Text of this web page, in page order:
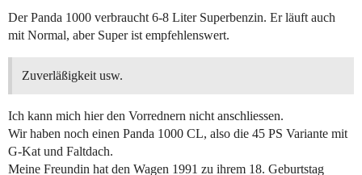
Der Panda 1000 verbraucht 6-8 Liter Superbenzin. Er läuft auch
mit Normal, aber Super ist empfehlenswert.
Zuverläßigkeit usw.
Ich kann mich hier den Vorrednern nicht anschliessen.
Wir haben noch einen Panda 1000 CL, also die 45 PS Variante mit
G-Kat und Faltdach.
Meine Freundin hat den Wagen 1991 zu ihrem 18. Geburtstag